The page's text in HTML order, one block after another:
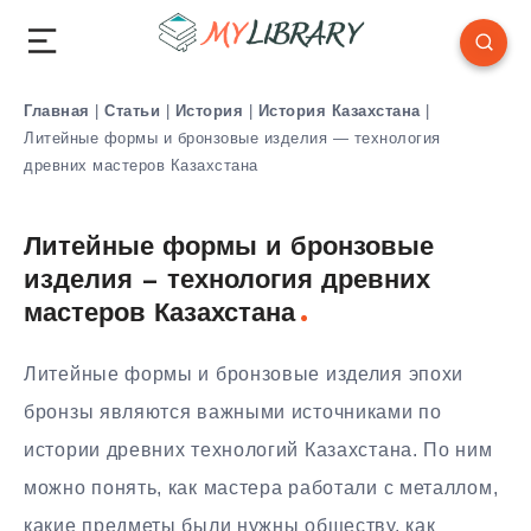
Главная | Статьи | История | История Казахстана |
Литейные формы и бронзовые изделия — технология
древних мастеров Казахстана
Литейные формы и бронзовые
изделия — технология древних
мастеров Казахстана
Литейные формы и бронзовые изделия эпохи
бронзы являются важными источниками по
истории древних технологий Казахстана. По ним
можно понять, как мастера работали с металлом,
какие предметы были нужны обществу, как